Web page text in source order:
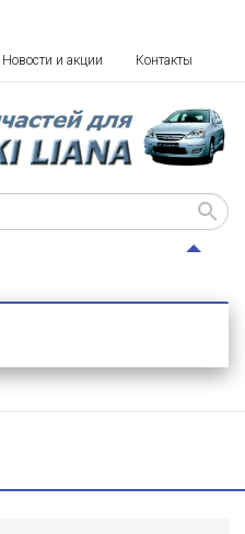
Новости и акции Контакты